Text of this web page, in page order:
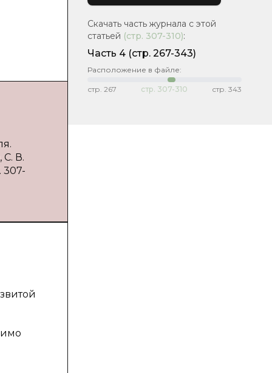
В.
307-
Скачать часть журнала с этой
статьей (стр. 307-310):
Часть 4 (стр. 267-343)
Расположение в файле:
стр. 267 стр. 307-310 стр. 343